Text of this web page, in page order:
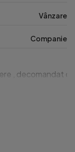
Vânzare
Companie
, decomandat